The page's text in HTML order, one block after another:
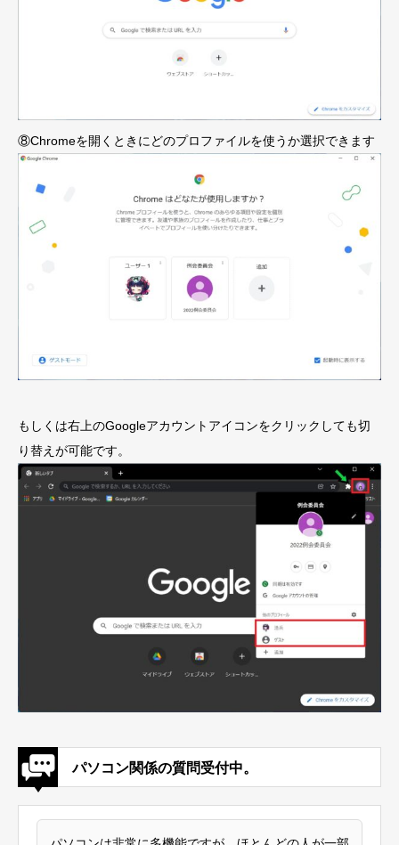
⑧Chromeを開くときにどのプロファイルを使うか選択できます
もしくは右上のGoogleアカウントアイコンをクリックしても切
り替えが可能です。
パソコン関係の質問受付中。